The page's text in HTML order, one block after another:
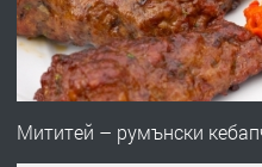
ПРЕДЛАГА
Нов
Мититей – румънски